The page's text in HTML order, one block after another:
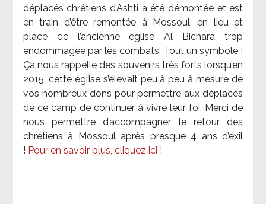
déplacés chrétiens d’Ashti a été démontée et est
en train d’être remontée à Mossoul, en lieu et
place de l’ancienne église Al Bichara trop
endommagée par les combats. Tout un symbole !
Ça nous rappelle des souvenirs très forts lorsqu’en
2015, cette église s’élevait peu à peu à mesure de
vos nombreux dons pour permettre aux déplacés
de ce camp de continuer à vivre leur foi. Merci de
nous permettre d’accompagner le retour des
chrétiens à Mossoul après presque 4 ans d’exil
! Pour en savoir plus, cliquez ici !